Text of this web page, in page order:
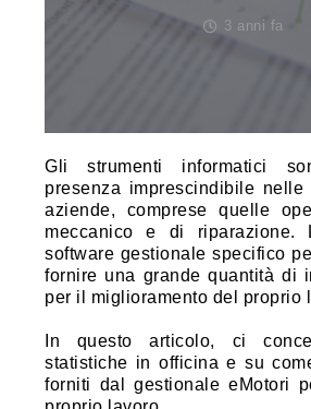
3 anni fa
Gli strumenti informatici
presenza imprescindibile
aziende, comprese quelle
meccanico e di riparazione.
software gestionale specifico
fornire una grande quantità di
per il miglioramento del proprio
In questo articolo, ci
statistiche in officina e su
forniti dal gestionale eMotori